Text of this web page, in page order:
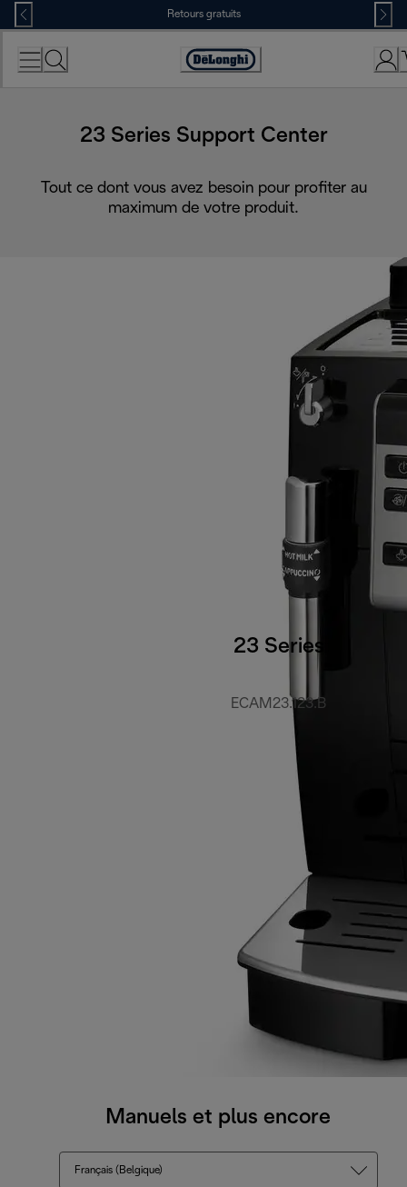
Skip
to
Content
Retours gratuits
Déclaration
23 Series Support Center
Tout ce dont vous avez besoin pour profiter au
maximum de votre produit.
23 Series
ECAM23.123.B
Manuels et plus encore
Français (Belgique)